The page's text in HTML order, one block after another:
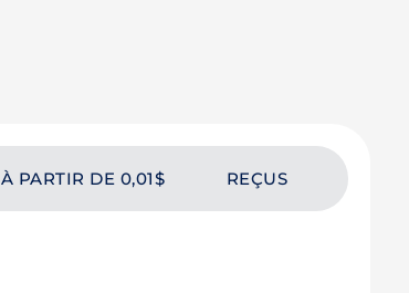
À PARTIR DE 0,01$ REÇUS